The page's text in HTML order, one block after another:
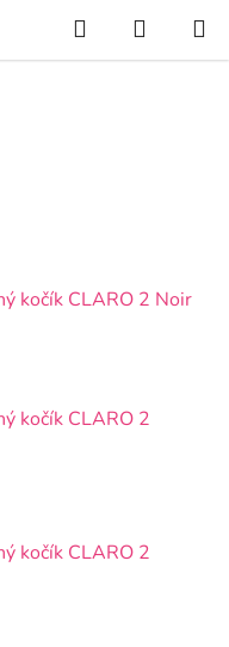
Hľadať
KOŠÍK
kočík CLARO 2 Noir
kočík CLARO 2
kočík CLARO 2